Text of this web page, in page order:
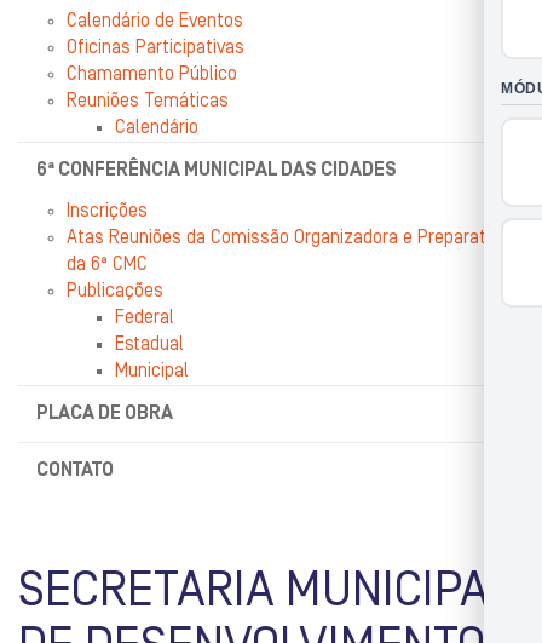
Calendário de Eventos
Oficinas Participativas
Chamamento Público
Reuniões Temáticas
Calendário
6ª CONFERÊNCIA MUNICIPAL DAS CIDADES
Inscrições
Atas Reuniões da Comissão Organizadora e Preparatória
da 6ª CMC
Publicações
Federal
Estadual
Municipal
PLACA DE OBRA
CONTATO
SECRETARIA MUNICIPAL